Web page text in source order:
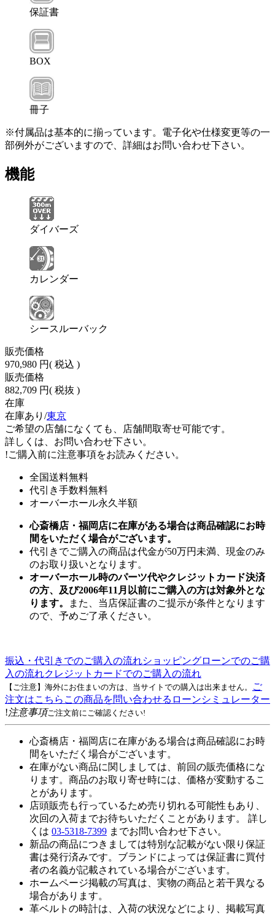
保証書
BOX
冊子
※付属品は基本的に揃っています。電子化や仕様変更等の一
部例外がございますので、詳細はお問い合わせ下さい。
機能
ダイバーズ
カレンダー
シースルーバック
販売価格
970,980 円( 税込 )
販売価格
882,709 円( 税抜 )
在庫
在庫あり/東京
ご希望の店舗になくても、店舗間取寄せ可能です。
詳しくは、お問い合わせ下さい。
!ご購入前に注意事項をお読みください。
全国送料無料
代引き手数料無料
オーバーホール永久半額
心斎橋店・福岡店に在庫がある場合は商品確認にお時
間をいただく場合がございます。
代引きでご購入の商品は代金が50万円未満、現金のみ
のお取り扱いとなります。
オーバーホール時のパーツ代やクレジットカード決済
の方、及び2006年11月以前にご購入の方は対象外とな
ります。
また、当店保証書のご提示が条件となります
ので、予めご了承ください。
振込・代引きでのご購入の流れショッピングローンでのご購
入の流れクレジットカードでのご購入の流れ
【ご注意】海外にお住まいの方は、当サイトでの購入は出来ません。
ご
注文はこちら この商品を問い合わせる ローンシミュレーター
!注意事項ご注文前にご確認ください!
心斎橋店・福岡店に在庫がある場合は商品確認にお時
間をいただく場合がございます。
在庫がない商品に関しましては、前回の販売価格にな
ります。商品のお取り寄せ時には、価格が変動するこ
とがあります。
店頭販売も行っているため売り切れる可能性もあり、
次回の入荷までお待ちいただくことがあります。 詳し
くは 03-5318-7399 までお問い合わせ下さい。
新品の商品につきましては特別な記載がない限り保証
書は発行済みです。ブランドによっては保証書に買付
者の名義が記載されている場合がございます。
ホームページ掲載の写真は、実物の商品と若干異なる
場合があります。
革ベルトの時計は、入荷の状況などにより、掲載写真